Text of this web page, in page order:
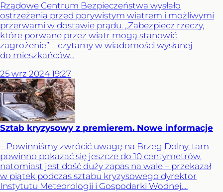
Rządowe Centrum Bezpieczeństwa wysłało
ostrzeżenia przed porywistym wiatrem i możliwymi
przerwami w dostawie prądu. „Zabezpiecz rzeczy,
które porwane przez wiatr mogą stanowić
zagrożenie” – czytamy w wiadomości wysłanej
do mieszkańców...
25 wrz 2024 19:27
Sztab kryzysowy z premierem. Nowe informacje
– Powinniśmy zwrócić uwagę na Brzeg Dolny, tam
powinno pokazać się jeszcze do 10 centymetrów,
natomiast jest dość duży zapas na wale – przekazał
w piątek podczas sztabu kryzysowego dyrektor
Instytutu Meteorologii i Gospodarki Wodnej....